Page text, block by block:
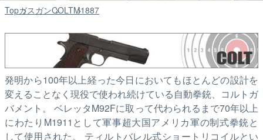
TopガスガンCOLTM1887
発明から100年以上経った今日においてもほとんどの設計を
変えることなく現役で使われ続けている自動拳銃、コルトガ
バメント。 ベレッタM92Fに取って代わられるまで70年以上
にわたりM1911として軍事超大国アメリカ軍の制式拳銃と
して使用された。 ティルトバレル式ショートリコイルとい